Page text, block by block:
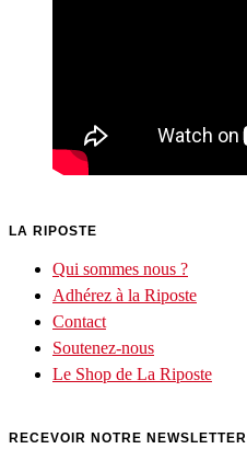
LA RIPOSTE
Qui sommes nous ?
Adhérez à la Riposte
Contact
Soutenez-nous
Le Shop de La Riposte
RECEVOIR NOTRE NEWSLETTER